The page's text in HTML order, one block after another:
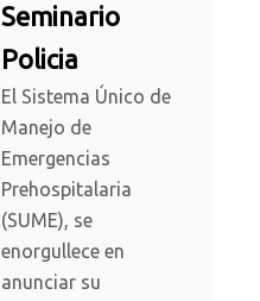
Seminario
Policia
El Sistema Único de
Manejo de
Emergencias
Prehospitalaria
(SUME), se
enorgullece en
anunciar su